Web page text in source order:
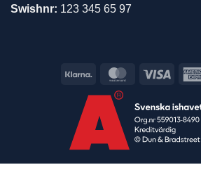
Swishnr: 123 345 65 97
Klarna MasterCardVisa